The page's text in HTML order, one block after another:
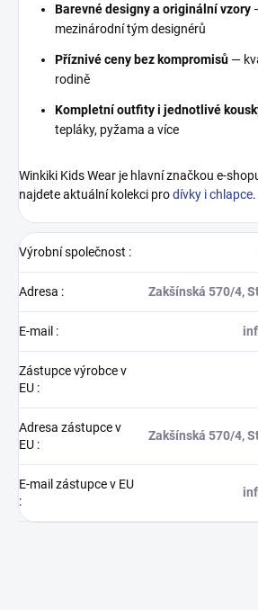
Barevné designy a originální vzory
mezinárodní tým designérů
Příznivé ceny bez kompromisů —
rodině
Kompletní outfity i jednotlivé
tepláky, pyžama a více
Winkiki Kids Wear je hlavní značkou e-
najdete aktuální kolekci prodívky i chlapce.
Výrobní společnost :
Adresa : Zakšínská 570/4,
E-mail :
Zástupce výrobce v
EU :
Adresa zástupce v
EU :
Zakšínská 570/4,
E-mail zástupce v EU
: